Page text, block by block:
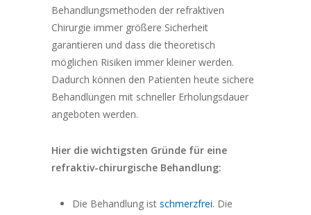
Behandlungsmethoden der refraktiven
Chirurgie immer größere Sicherheit
garantieren und dass die theoretisch
möglichen Risiken immer kleiner werden.
Dadurch können den Patienten heute sichere
Behandlungen mit schneller Erholungsdauer
angeboten werden.
Hier die wichtigsten Gründe für eine
refraktiv-chirurgische Behandlung:
Die Behandlung ist schmerzfrei. Die